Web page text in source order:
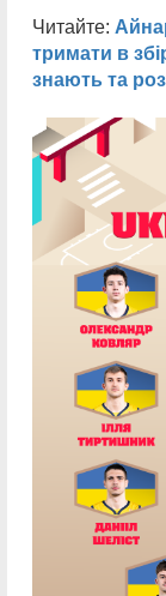
Читайте:
тримати в
знають та